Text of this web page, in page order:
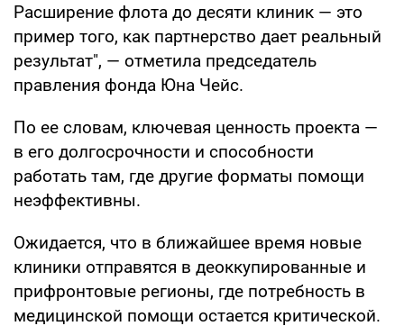
Расширение флота до десяти клиник — это
пример того, как партнерство дает реальный
результат", — отметила председатель
правления фонда Юна Чейс.
По ее словам, ключевая ценность проекта —
в его долгосрочности и способности
работать там, где другие форматы помощи
неэффективны.
Ожидается, что в ближайшее время новые
клиники отправятся в деоккупированные и
прифронтовые регионы, где потребность в
медицинской помощи остается критической.